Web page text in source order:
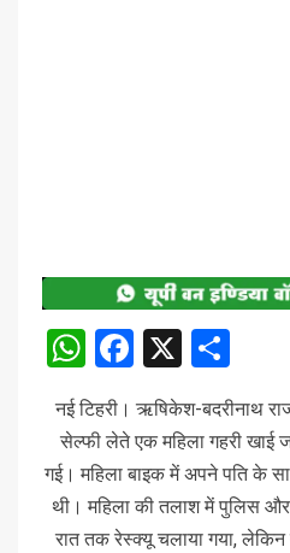
WhatsApp
Facebook
X
नई टिहरी। ऋषिकेश-बदरीनाथ
सेल्फी लेते एक महिला गहरी खाई
गई। महिला बाइक में अपने पति के
थी। महिला की तलाश में पुलिस
रात तक रेस्क्यू चलाया गया,